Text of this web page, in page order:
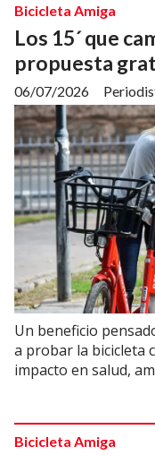
Los 15´ que
propuesta
Bicicleta Amiga
06/07/2026
Un beneficio
a probar la bicicleta
impacto en salud,
Bicicleta Amiga